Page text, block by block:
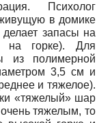
Психолог
живущую в домике
запасы на
на горке). Для
из полимерной
3,5 см и
и тяжелое).
«тяжелый» шар
тяжелым, то